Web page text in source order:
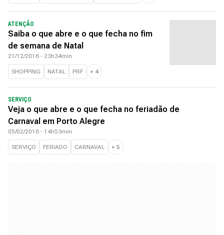
ATENÇÃO
Saiba o que abre e o que fecha no fim
de semana de Natal
21/12/2016 - 23h34min
SHOPPING NATAL PRF + 4
SERVIÇO
Veja o que abre e o que fecha no feriadão de
Carnaval em Porto Alegre
05/02/2016 - 14h53min
SERVIÇO FERIADO CARNAVAL + 5